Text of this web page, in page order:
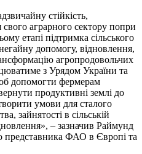
стійкість,
аграрного сектору попри
етапі підтримка сільського
допомогу, відновлення,
агропродовольчих
з Урядом України та
допомогти фермерам
продуктивні землі до
умови для сталого
зайнятості в сільській
– зазначив Раймунд
представника ФАО в Європі та